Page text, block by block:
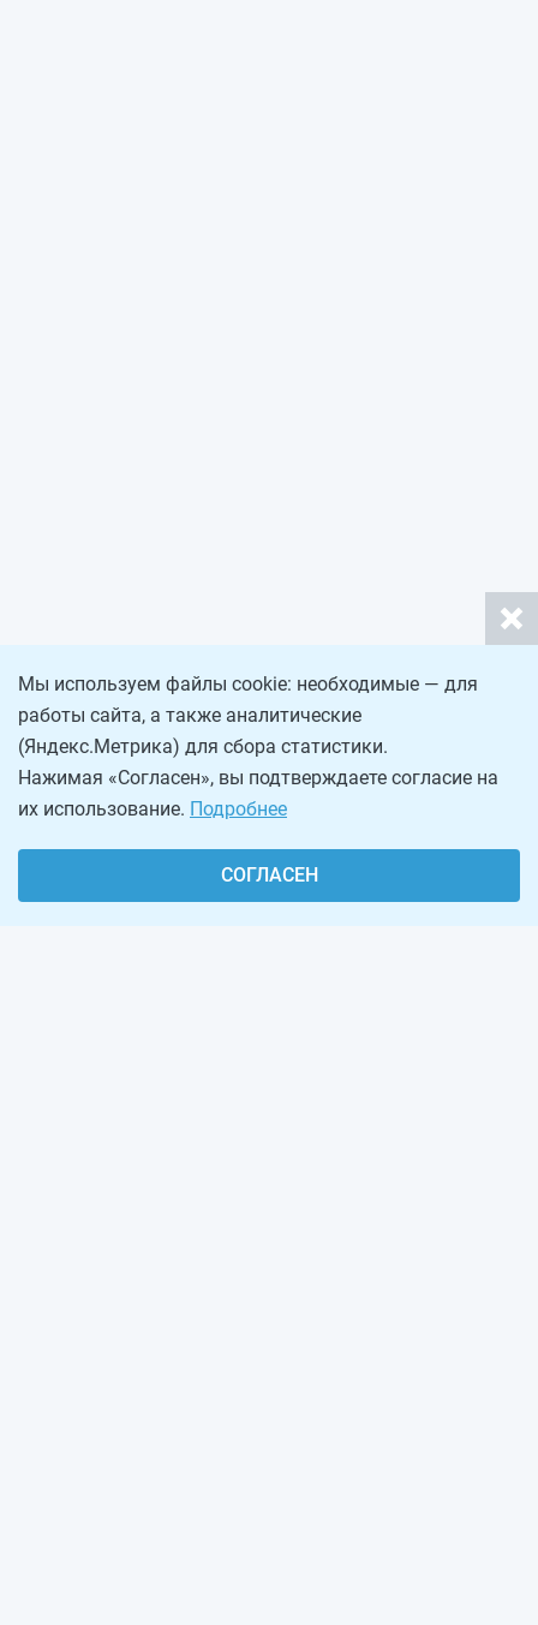
Мы используем файлы cookie: необходимые — для
работы сайта, а также аналитические
(Яндекс.Метрика) для сбора статистики.
Нажимая «Согласен», вы подтверждаете согласие на
их использование. Подробнее
СОГЛАСЕН